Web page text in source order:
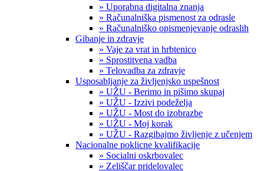
» Uporabna digitalna znanja
» Računalniška pismenost za odrasle
» Računalniško opismenjevanje odraslih
Gibanje in zdravje
» Vaje za vrat in hrbtenico
» Sprostitvena vadba
» Telovadba za zdravje
Usposabljanje za življenjsko uspešnost
» UŽU - Berimo in pišimo skupaj
» UŽU - Izzivi podeželja
» UŽU - Most do izobrazbe
» UŽU - Moj korak
» UŽU - Razgibajmo življenje z učenjem
Nacionalne poklicne kvalifikacije
» Socialni oskrbovalec
» Zeliščar pridelovalec